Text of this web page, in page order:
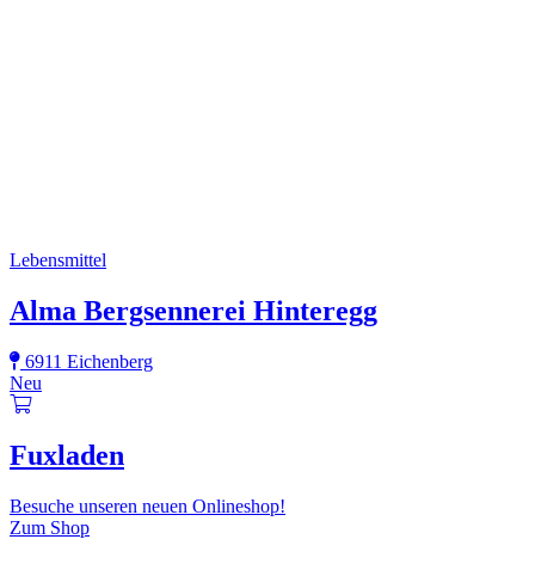
Lebensmittel
Alma Bergsennerei Hinteregg
6911 Eichenberg
Neu
Fuxladen
Besuche unseren neuen Onlineshop!
Zum Shop